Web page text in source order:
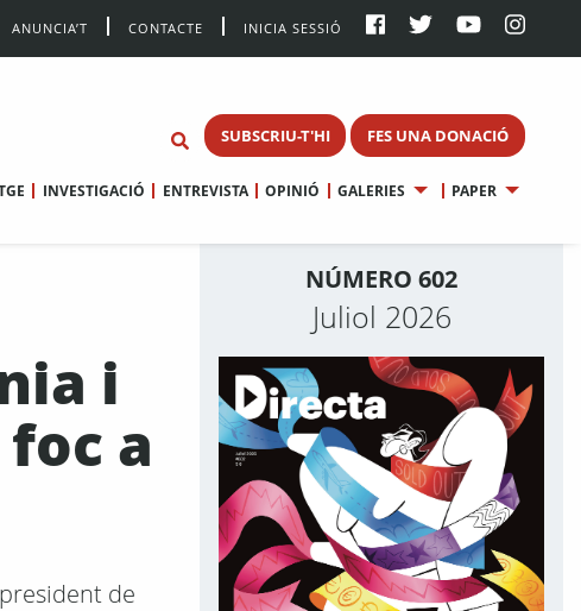
ANUNCIA’T CONTACTE INICIA SESSIÓ
SUBSCRIU-T'HI FES UNA DONACIÓ
INVESTIGACIÓ ENTREVISTA OPINIÓ GALERIES PAPER
i
a
de
NÚMERO 602
Juliol 2026